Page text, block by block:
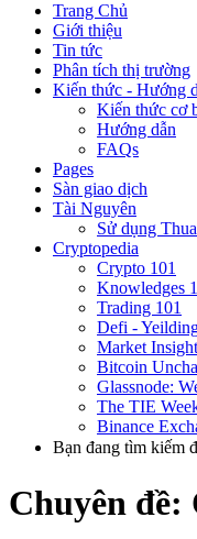
Trang Chủ
Giới thiệu
Tin tức
Phân tích thị trường
Kiến thức - Hướng
Kiến thức cơ
Hướng dẫn
FAQs
Pages
Sàn giao dịch
Tài Nguyên
Sử dụng
Cryptopedia
Crypto 101
Knowledges
Trading 101
Defi -
Market Insight
Bitcoin
Glassnode:
The TIE
Binance
Bạn đang tìm kiếm
Chuyên đề: